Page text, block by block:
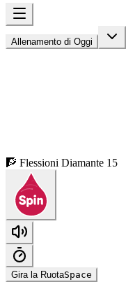
Allenamento di Oggi
🧗 Flessioni Diamante 15
Gira la RuotaSpace